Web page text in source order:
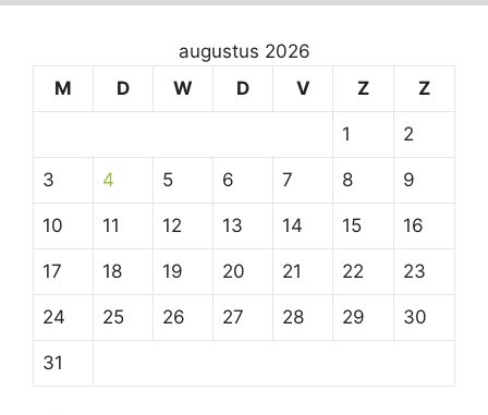
augustus 2026
M
D W D V Z Z
1 2
3 4 5 6 7 8 9
10 11 12 13 14 15 16
17 18 19 20 21 22 23
24 25 26 27 28 29 30
31